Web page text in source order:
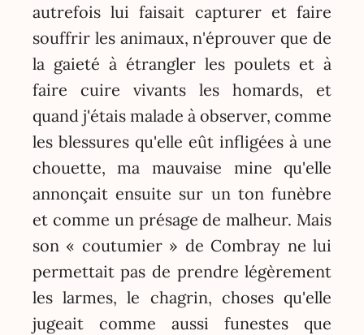
autrefois lui faisait capturer et faire
souffrir les animaux, n'éprouver que de
la gaieté à étrangler les poulets et à
faire cuire vivants les homards, et
quand j'étais malade à observer, comme
les blessures qu'elle eût infligées à une
chouette, ma mauvaise mine qu'elle
annonçait ensuite sur un ton funèbre
et comme un présage de malheur. Mais
son « coutumier » de Combray ne lui
permettait pas de prendre légèrement
les larmes, le chagrin, choses qu'elle
jugeait comme aussi funestes que